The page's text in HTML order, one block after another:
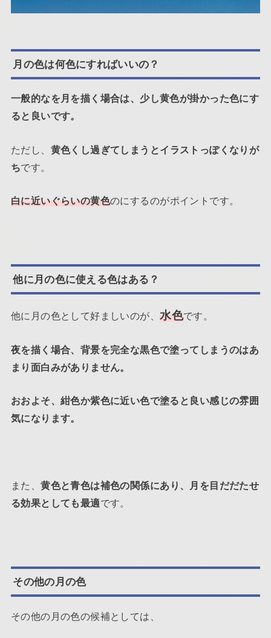
月の色は何色にすればいいの？
一般的なを月を描く場合は、少し黄色が掛かった色にす
ると良いです。
ただし、 黄色くし過ぎてしまうとイラストっぽくなりが
ちです。
白に近いぐらいの黄色のにするのがポイントです。
他に月の色に使える色はある？
他に月の色として好ましいのが、水色です。
夜を描く場合、背景を完全な黒色で塗ってしまうのはあ
まり面白みがありません。
おおよそ、紺色か紫色に近い色で塗ると良い感じの雰囲
気になります。
また、黄色と青色は補色の関係にあり、月を目だだたせ
る効果としても最適です。
その他の月の色
その他の月の色の候補としては、